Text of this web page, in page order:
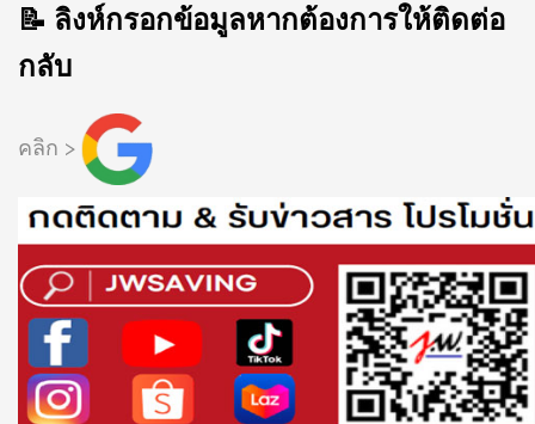
📝 ลิงห์กรอกข้อมูลหากต้องการให้ติดต่อ
กลับ
คลิก >